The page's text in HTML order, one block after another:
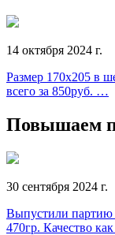
14 октября 2024 г.
Размер 170х205 в
всего за 850руб. …
Повышаем
30 сентября 2024 г.
Выпустили партию
470гр. Качество